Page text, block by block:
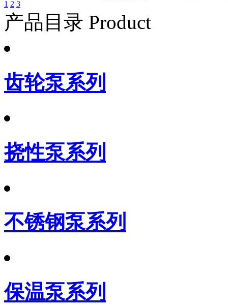
1 2 3
产品目录 Product
齿轮泵系列
挠性泵系列
不锈钢泵系列
保温泵系列